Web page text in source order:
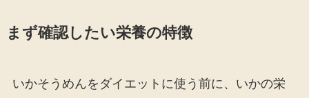
まず確認したい栄養の特徴
いかそうめんをダイエットに使う前に、いかの栄